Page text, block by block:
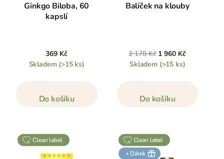
Ginkgo Biloba, 60
kapslí
369 Kč
Skladem (>15 ks)
Do košíku
Balíček na klouby
2 178 Kč 1 960 Kč
Skladem (>15 ks)
Do košíku
clean label
clean label
+ Dárek